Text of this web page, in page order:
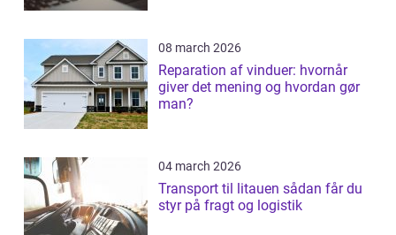
08 march 2026
Reparation af vinduer: hvornår
giver det mening og hvordan gør
man?
04 march 2026
Transport til litauen sådan får du
styr på fragt og logistik